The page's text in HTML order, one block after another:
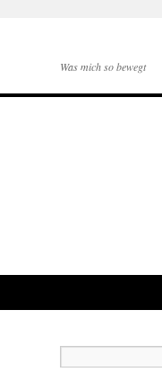
Was mich so bewegt